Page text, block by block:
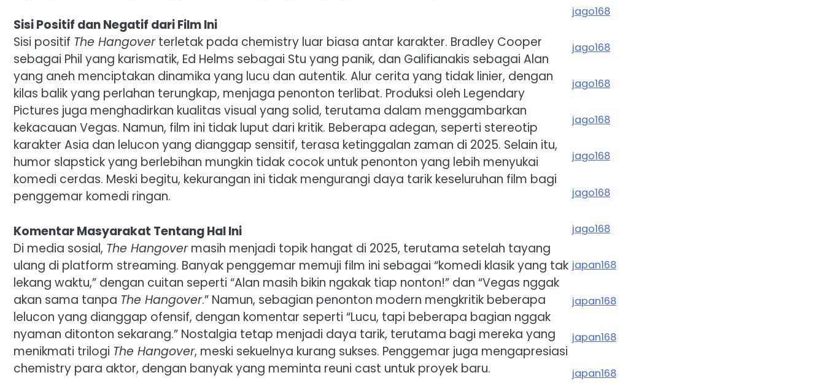
Sisi Positif dan Negatif dari Film Ini
Sisi positif The Hangoverterletak pada chemistry luar biasa antar karakter. Bradley Cooper
sebagai Phil yang karismatik, Ed Helms sebagai Stu yang panik, dan Galifianakis sebagai Alan
yang aneh menciptakan dinamika yang lucu dan autentik. Alur cerita yang tidak linier, dengan
kilas balik yang perlahan terungkap, menjaga penonton terlibat. Produksi oleh Legendary
Pictures juga menghadirkan kualitas visual yang solid, terutama dalam menggambarkan
kekacauan Vegas. Namun, film ini tidak luput dari kritik. Beberapa adegan, seperti stereotip
karakter Asia dan lelucon yang dianggap sensitif, terasa ketinggalan zaman di 2025. Selain itu,
humor slapstick yang berlebihan mungkin tidak cocok untuk penonton yang lebih menyukai
komedi cerdas. Meski begitu, kekurangan ini tidak mengurangi daya tarik keseluruhan film bagi
penggemar komedi ringan.
Komentar Masyarakat Tentang Hal Ini
Di media sosial, The Hangovermasih menjadi topik hangat di 2025, terutama setelah tayang
ulang di platform streaming. Banyak penggemar memuji film ini sebagai “komedi klasik yang tak
lekang waktu,” dengan cuitan seperti “Alan masih bikin ngakak tiap nonton!” dan “Vegas nggak
akan sama tanpa The Hangover.” Namun, sebagian penonton modern mengkritik beberapa
lelucon yang dianggap ofensif, dengan komentar seperti “Lucu, tapi beberapa bagian nggak
nyaman ditonton sekarang.” Nostalgia tetap menjadi daya tarik, terutama bagi mereka yang
menikmati trilogi The Hangover, meski sekuelnya kurang sukses. Penggemar juga mengapresiasi
chemistry para aktor, dengan banyak yang meminta reuni cast untuk proyek baru.
jago168
jago168
jago168
jago168
jago168
jago168
jago168
japan168
japan168
japan168
japan168